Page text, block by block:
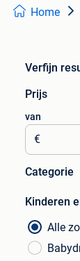
Home
Verfijn
Prijs
van
€
Categorie
Kinderen
Alle